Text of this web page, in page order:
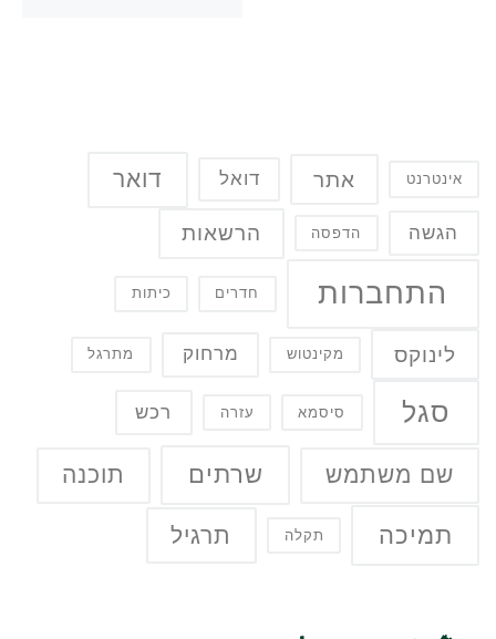
אינטרנט אתר דואל דואר
הגשה הדפסה הרשאות
התחברות חדרים כיתות
לינוקס מקינטוש מרחוק מתרגל
סגל סיסמא עזרה רכש
שם משתמש שרתים תוכנה
תמיכה תקלה תרגיל